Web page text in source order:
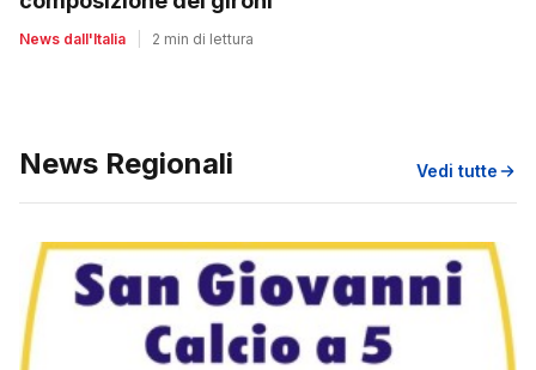
News dall'Italia 2 min di lettura
News Regionali Vedi tutte